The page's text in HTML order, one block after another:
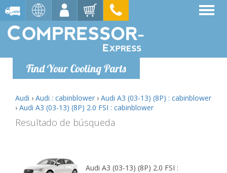
Find Your Cooling Parts
Audi › Audi : cabinblower › Audi A3 (03-13) (8P) : cabinblower
› Audi A3 (03-13) (8P) 2.0 FSI : cabinblower
Resultado de búsqueda
Audi A3 (03-13) (8P) 2.0 FSI :